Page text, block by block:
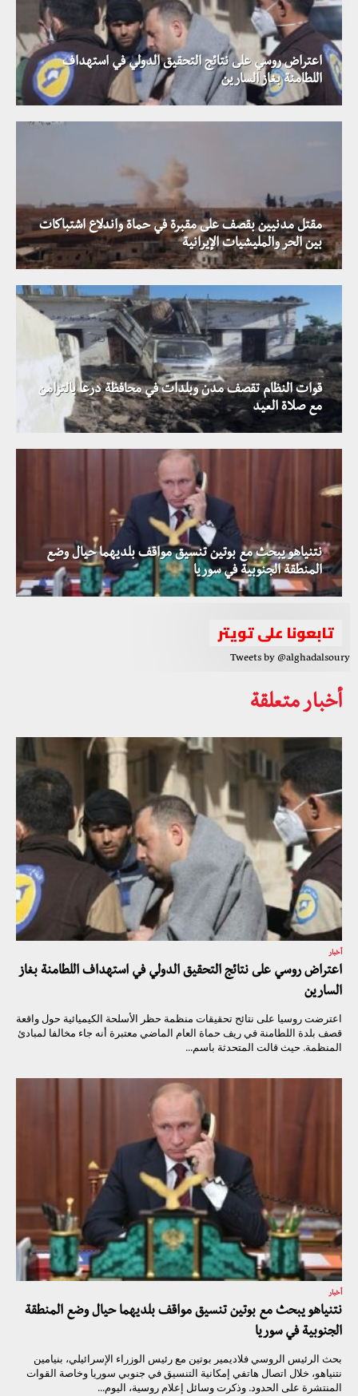
اعتراض روسي على نتائج التحقيق الدولي في استهداف
اللطامنة بغاز السارين
مقتل مدنيين بقصف على مقبرة في حماة واندلاع اشتباكات
بين الحر والمليشيات الإيرانية
قوات النظام تقصف مدن وبلدات في محافظة درعا بالتزامن
مع صلاة العيد
نتنياهو يبحث مع بوتين تنسيق مواقف بلديهما حيال وضع
المنطقة الجنوبية في سوريا
تابعونا على تويتر
Tweets by @alghadalsoury
أخبار متعلقة
أخبار
اعتراض روسي على نتائج التحقيق الدولي في استهداف اللطامنة بغاز
السارين
اعترضت روسيا على نتائح تحقيقات منظمة حظر الأسلحة الكيميائية حول واقعة
قصف بلدة اللطامنة في ريف حماة العام الماضي معتبرة أنه جاء مخالفا لمبادئ
المنظمة. حيث قالت المتحدثة باسم...
أخبار
نتنياهو يبحث مع بوتين تنسيق مواقف بلديهما حيال وضع المنطقة
الجنوبية في سوريا
بحث الرئيس الروسي فلاديمير بوتين مع رئيس الوزراء الإسرائيلي، بنيامين
نتنياهو، خلال اتصال هاتفي إمكانية التنسيق في جنوبي سوريا وخاصة القوات
المنتشرة على الحدود. وذكرت وسائل إعلام روسية، اليوم...